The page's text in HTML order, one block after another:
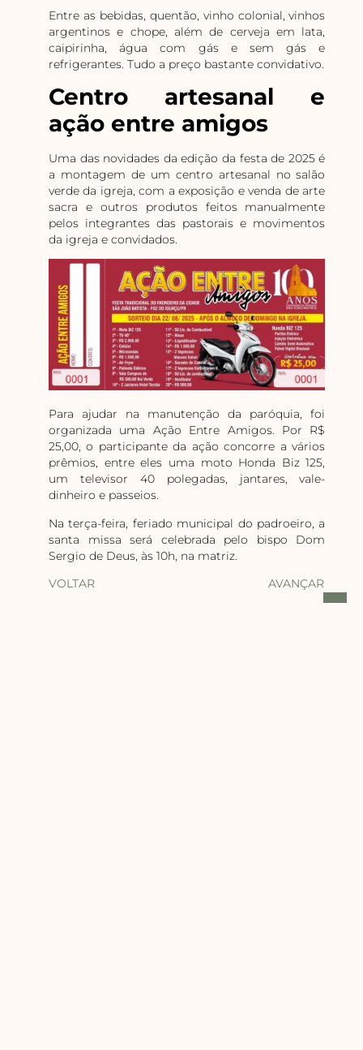
Entre as bebidas, quentão, vinho colonial, vinhos
argentinos e chope, além de cerveja em lata,
caipirinha, água com gás e sem gás e
refrigerantes. Tudo a preço bastante convidativo.
Centro artesanal e
ação entre amigos
Uma das novidades da edição da festa de 2025 é
a montagem de um centro artesanal no salão
verde da igreja, com a exposição e venda de arte
sacra e outros produtos feitos manualmente
pelos integrantes das pastorais e movimentos
da igreja e convidados.
Para ajudar na manutenção da paróquia, foi
organizada uma Ação Entre Amigos. Por R$
25,00, o participante da ação concorre a vários
prêmios, entre eles uma moto Honda Biz 125,
um televisor 40 polegadas, jantares, vale-
dinheiro e passeios.
Na terça-feira, feriado municipal do padroeiro, a
santa missa será celebrada pelo bispo Dom
Sergio de Deus, às 10h, na matriz.
VOLTAR
AVANÇAR